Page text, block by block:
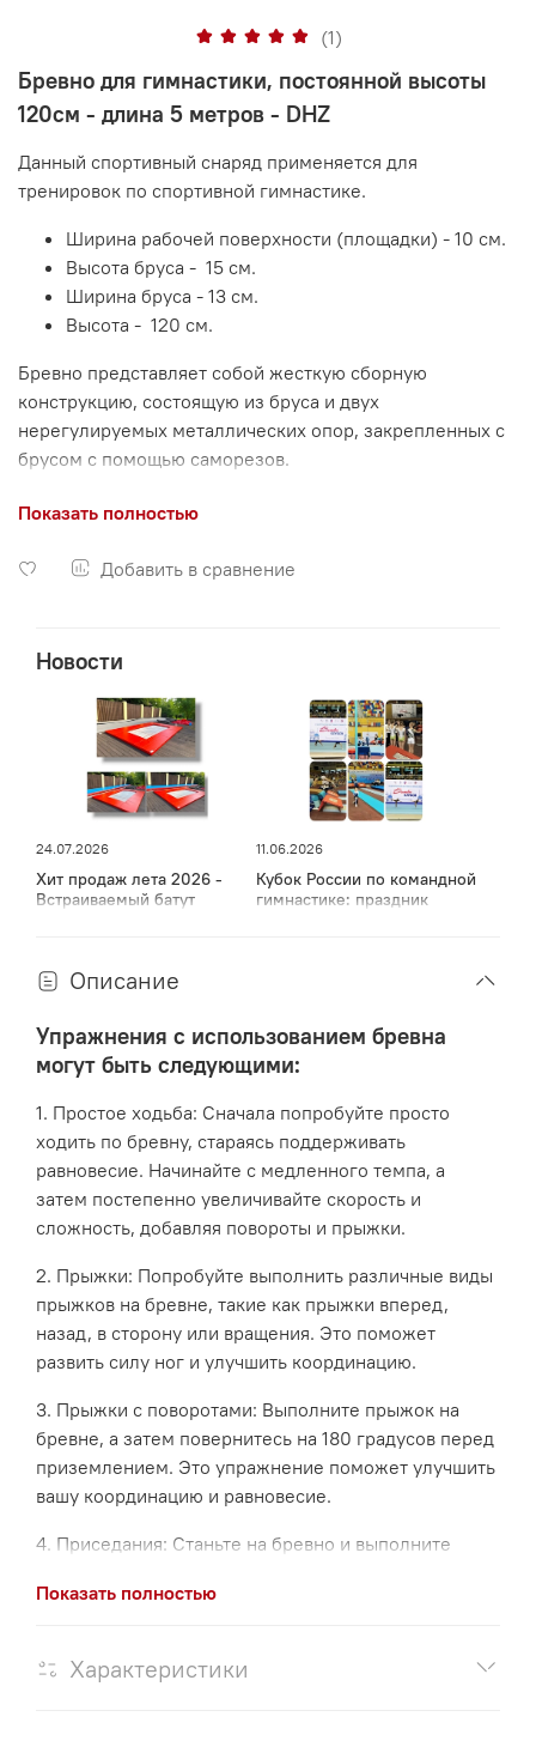
Добавить в сравнение
(1)
Бревно для гимнастики, постоянной высоты
120см - длина 5 метров - DHZ
Данный спортивный снаряд применяется для
тренировок по спортивной гимнастике.
Ширина рабочей поверхности (площадки) - 10 см.
Высота бруса - 15 см.
Ширина бруса - 13 см.
Высота - 120 см.
Бревно представляет собой жесткую сборную
конструкцию, состоящую из бруса и двух
нерегулируемых металлических опор, закрепленных с
брусом с помощью саморезов.
Брус изготовлен из дерева хвойных пород и покрыт
сочетание не подвержено деформациям или
Бревно гимнастическое постоянной высоты является
важным инструментом для развития практически всех
частей тела гимнастов. Оно помогает им улучшить
координацию, контроль над своим телом и развить
навыки, необходимые для выполнения сложных
элементов на других гимнастических снарядах, таких
как брусья, кольца, пр.
Показать полностью
Новости
24.07.2026
Хит продаж лета 2026 -
Встраиваемый батут
11.06.2026
Кубок России по командной
гимнастике: праздник
Описание
Упражнения с использованием бревна
могут быть следующими:
1. Простое ходьба: Сначала попробуйте просто
ходить по бревну, стараясь поддерживать
равновесие. Начинайте с медленного темпа, а
затем постепенно увеличивайте скорость и
сложность, добавляя повороты и прыжки.
2. Прыжки: Попробуйте выполнить различные виды
прыжков на бревне, такие как прыжки вперед,
назад, в сторону или вращения. Это поможет
развить силу ног и улучшить координацию.
3. Прыжки с поворотами: Выполните прыжок на
бревне, а затем повернитесь на 180 градусов перед
приземлением. Это упражнение поможет улучшить
вашу координацию и равновесие.
4. Приседания: Станьте на бревно и выполните
как будто садитесь на стул. Это упражнение
5. Различные позы: Попробуйте занять различные
Показать полностью
Характеристики